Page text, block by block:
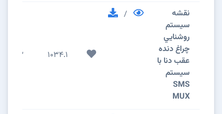
نقشه
سيستم
روشنايي
چراغ دنده
عقب دنا با
سیستم
SMS
MUX
/
1034.1
2